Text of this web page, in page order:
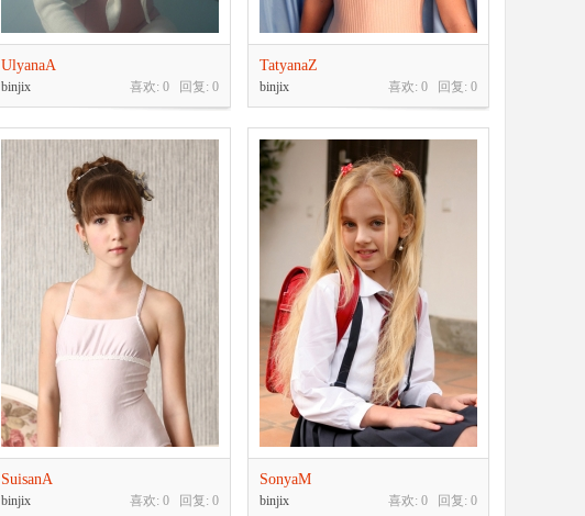
UlyanaA
喜欢: 0 回复: 0
binjix
TatyanaZ
喜欢: 0 回复: 0
binjix
SuisanA
喜欢: 0 回复: 0
binjix
SonyaM
喜欢: 0 回复: 0
binjix